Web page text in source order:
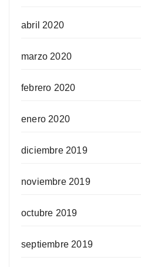
abril 2020
marzo 2020
febrero 2020
enero 2020
diciembre 2019
noviembre 2019
octubre 2019
septiembre 2019